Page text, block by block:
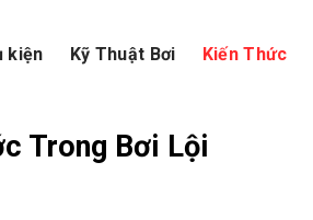
kiện Kỹ Thuật Bơi Kiến Thức
Trong Bơi Lội